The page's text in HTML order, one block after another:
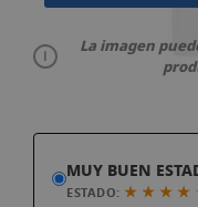
de
galería
La imagen
Saltar
comienzo
MUY BUEN
ESTADO: ★ ★ ★ ★